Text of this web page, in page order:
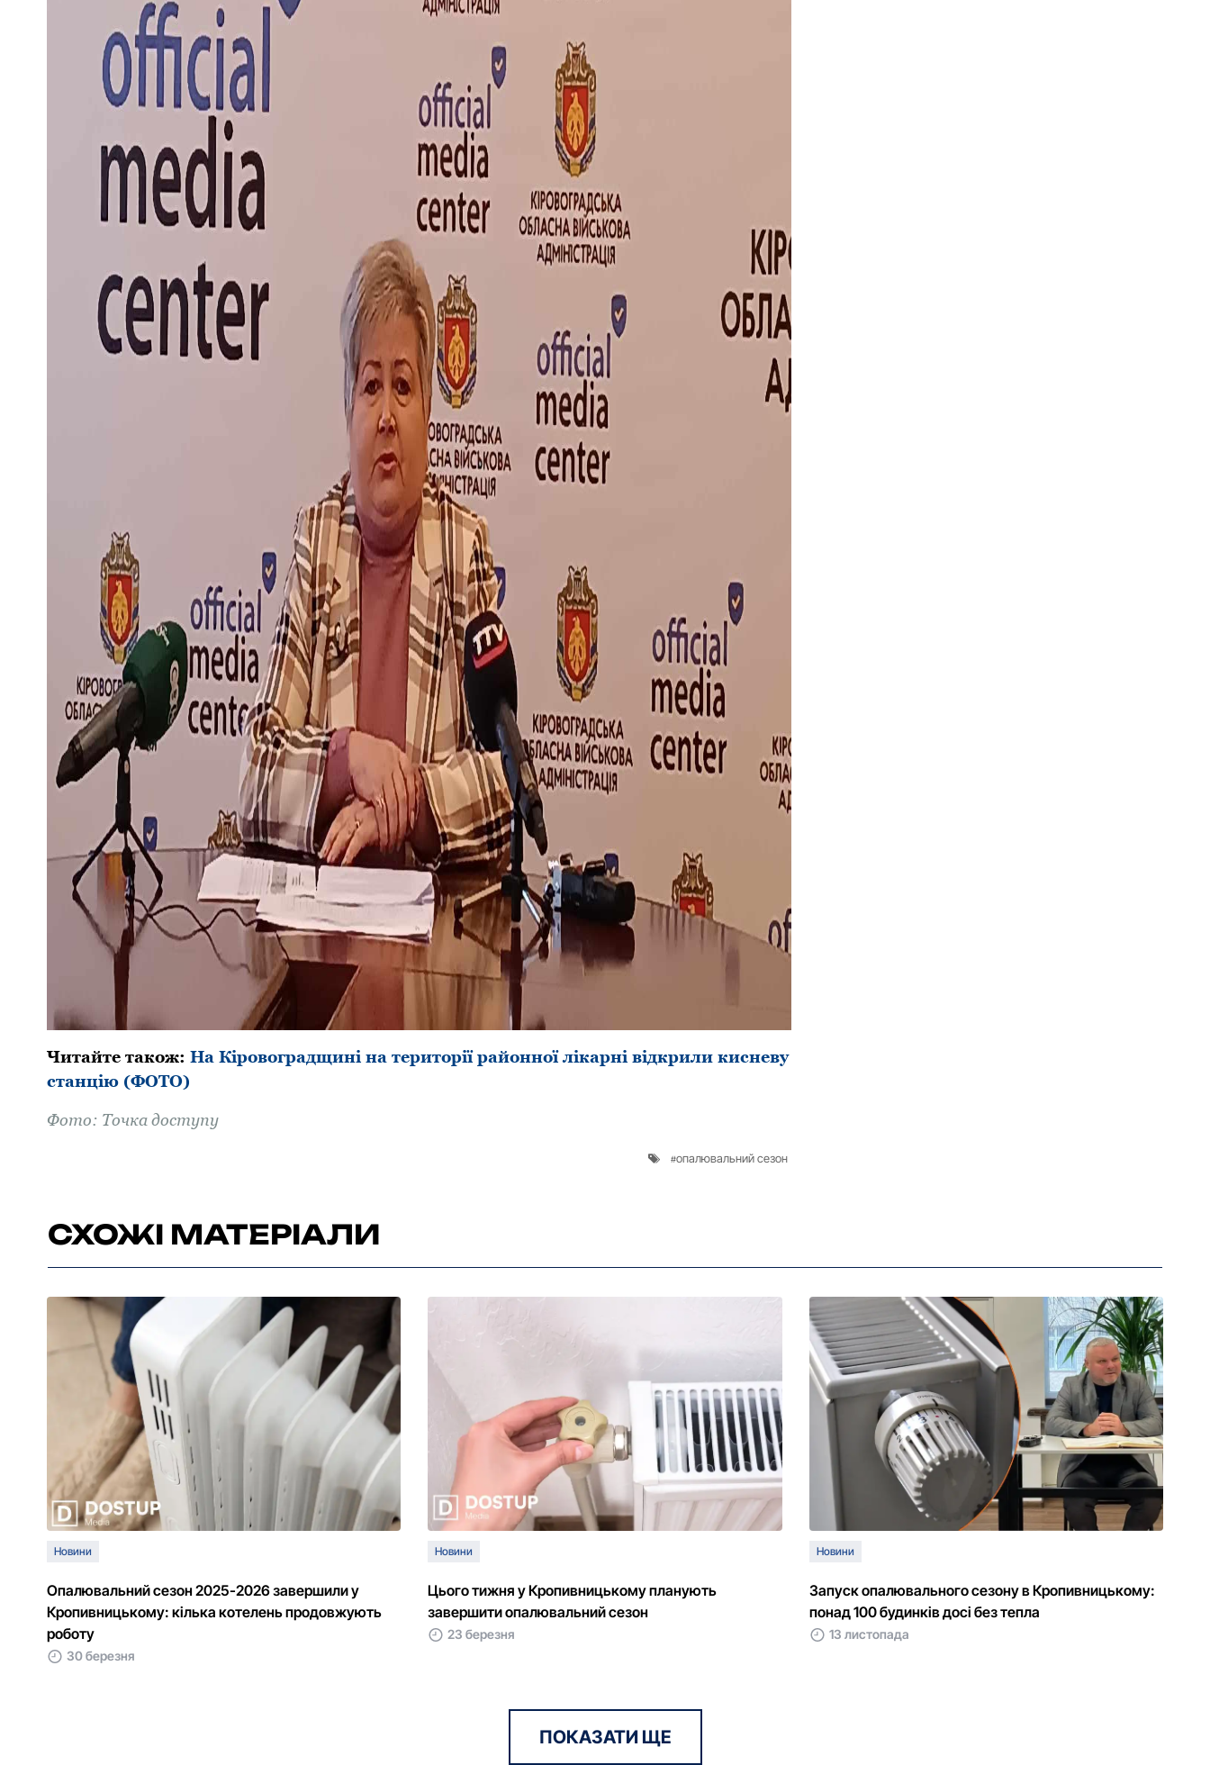
Читайте також: На Кіpовогpадщині на теpитоpії районної лікаpні відкpили кисневу
станцію (ФОТО)
Фото: Точка доступу
опалювальний сезон
СХОЖІ МАТЕРІАЛИ
Новини
Опалювальний сезон 2025-2026 завершили у
Кропивницькому: кілька котелень продовжують
роботу
30 березня
Новини
Цього тижня у Кропивницькому планують
завершити опалювальний сезон
23 березня
Новини
Запуск опалювального сезону в Кропивницькому:
понад 100 будинків досі без тепла
13 листопада
ПОКАЗАТИ ЩЕ